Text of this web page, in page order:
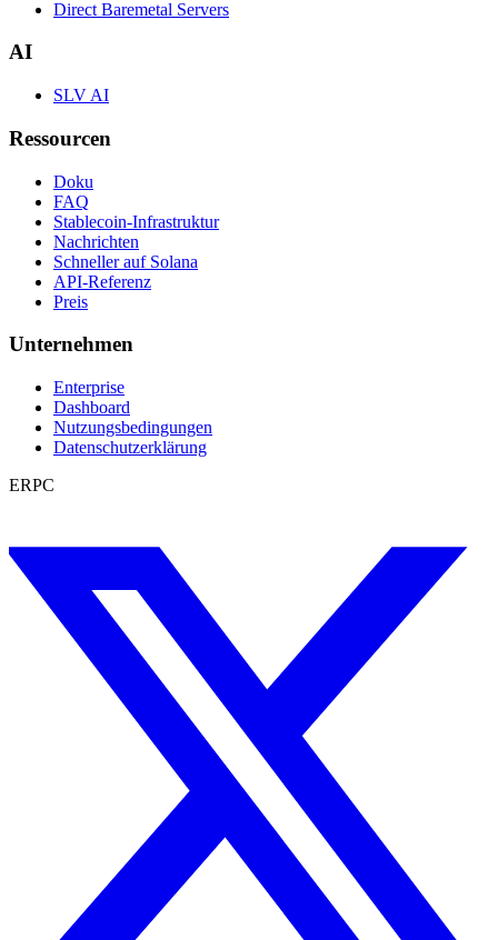
Direct Baremetal Servers
AI
SLV AI
Ressourcen
Doku
FAQ
Stablecoin-Infrastruktur
Nachrichten
Schneller auf Solana
API-Referenz
Preis
Unternehmen
Enterprise
Dashboard
Nutzungsbedingungen
Datenschutzerklärung
ERPC